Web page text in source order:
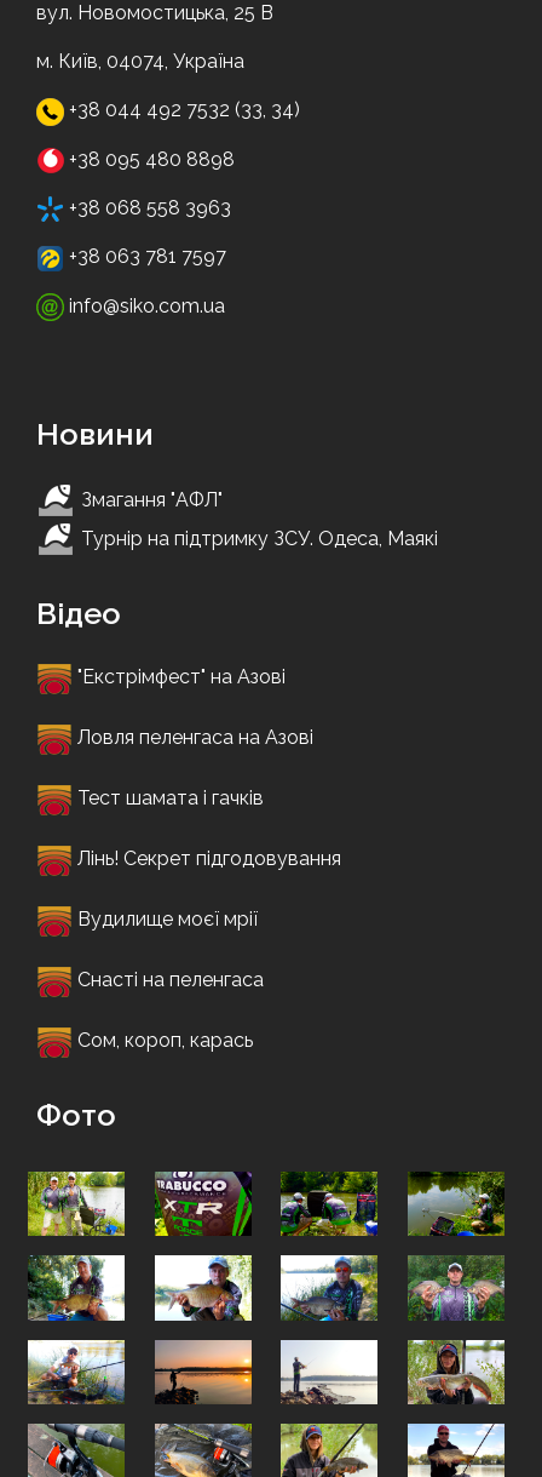
вул. Новомостицька, 25 В
м. Київ, 04074, Україна
+38 044 492 7532 (33, 34)
+38 095 480 8898
+38 068 558 3963
+38 063 781 7597
info@siko.com.ua
Новини
Змагання "АФЛ"
Турнір на підтримку ЗСУ. Одеса, Маякі
Відео
"Екстрімфест" на Азові
Ловля пеленгаса на Азові
Тест шамата і гачків
Лінь! Секрет підгодовування
Вудилище моєї мрії
Снасті на пеленгаса
Сом, короп, карась
Фото